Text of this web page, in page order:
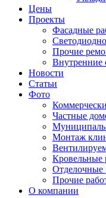
Цены
Проекты
Фасадные
Прочие
Внутренние
Новости
Статьи
Фото
Частные
Монтаж
Кровельные
Отделочные
Прочие
О компании